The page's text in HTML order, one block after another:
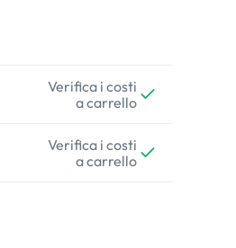
Verifica i costi
a carrello
Verifica i costi
a carrello